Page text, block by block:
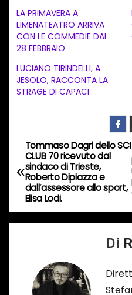
a
m
e
n
t
c
o
r
s
o
LA PRIMAVERA A
LIMENATEATRO ARRIVA
CON LE COMMEDIE DAL
28 FEBBRAIO
LUCIANO TIRINDELLI, A
JESOLO, RACCONTA LA
STRAGE DI CAPACI
N
a
v
i
Tommaso Dagri dello SCI
CLUB 70 ricevuto dal
sindaco di Trieste,
Roberto Dipiazza e
dall’assessore allo sport,
Elisa Lodi.
Di